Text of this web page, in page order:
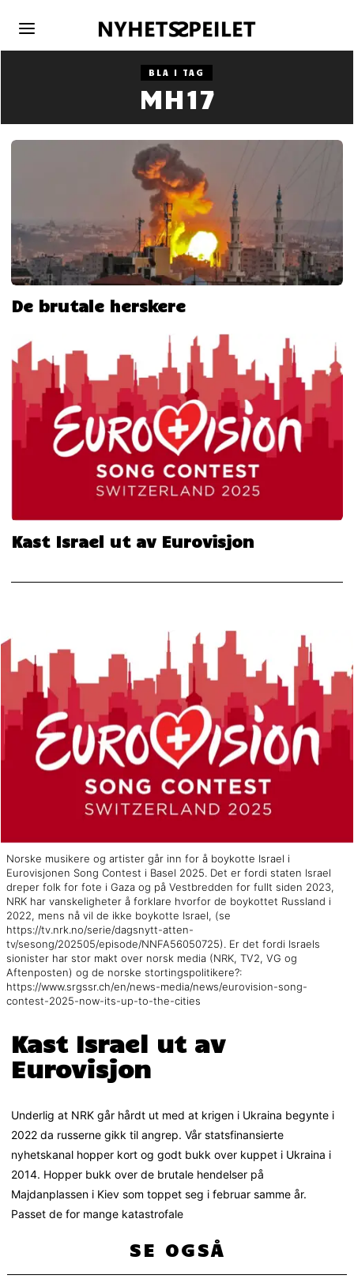
BLA I TAG
MH17
De brutale herskere
Kast Israel ut av Eurovisjon
Norske musikere og artister går inn for å boykotte Israel i
Eurovisjonen Song Contest i Basel 2025. Det er fordi staten Israel
dreper folk for fote i Gaza og på Vestbredden for fullt siden 2023,
NRK har vanskeligheter å forklare hvorfor de boykottet Russland i
2022, mens nå vil de ikke boykotte Israel, (se
https://tv.nrk.no/serie/dagsnytt-atten-
tv/sesong/202505/episode/NNFA56050725). Er det fordi Israels
sionister har stor makt over norsk media (NRK, TV2, VG og
Aftenposten) og de norske stortingspolitikere?:
https://www.srgssr.ch/en/news-media/news/eurovision-song-
contest-2025-now-its-up-to-the-cities
Kast Israel ut av
Eurovisjon
Underlig at NRK går hårdt ut med at krigen i Ukraina begynte i
2022 da russerne gikk til angrep. Vår statsfinansierte
nyhetskanal hopper kort og godt bukk over kuppet i Ukraina i
2014. Hopper bukk over de brutale hendelser på
Majdanplassen i Kiev som toppet seg i februar samme år.
Passet de for mange katastrofale
SE OGSÅ